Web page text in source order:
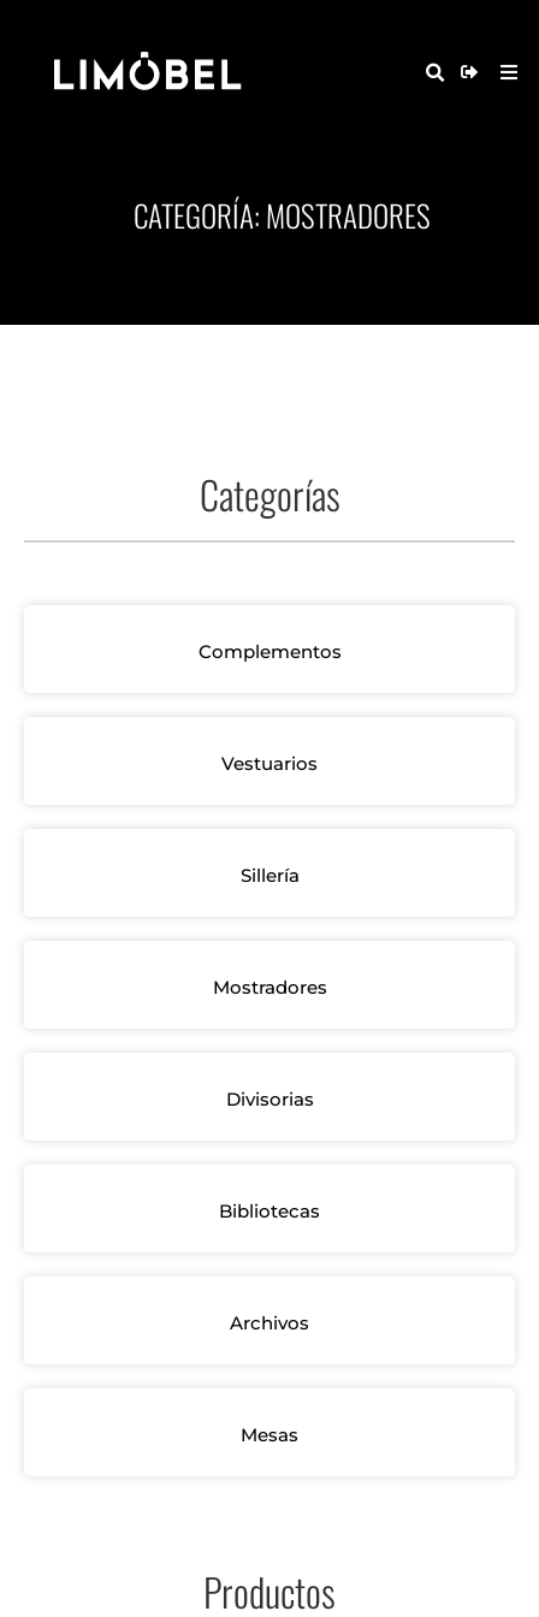
CATEGORÍA: MOSTRADORES
Categorías
Complementos
Vestuarios
Sillería
Mostradores
Divisorias
Bibliotecas
Archivos
Mesas
Productos